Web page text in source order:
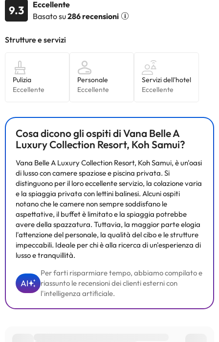
9.3
Eccellente
Basato su286 recensioni
Cosa dicono gli ospiti di Vana Belle A
Luxury Collection Resort, Koh Samui?
Vana Belle A Luxury Collection Resort, Koh Samui, è un'oasi
di lusso con camere spaziose e piscina privata. Si
distinguono per il loro eccellente servizio, la colazione varia
e la spiaggia privata con lettini balinesi. Alcuni ospiti
notano che le camere non sempre soddisfano le
aspettative, il buffet è limitato e la spiaggia potrebbe
avere della spazzatura. Tuttavia, la maggior parte elogia
l'attenzione del personale, la qualità del cibo e le strutture
impeccabili. Ideale per chi è alla ricerca di un'esperienza di
lusso e tranquillità.
AI
Per farti risparmiare tempo, abbiamo compilato e
riassunto le recensioni dei clienti esterni con
l'intelligenza artificiale.